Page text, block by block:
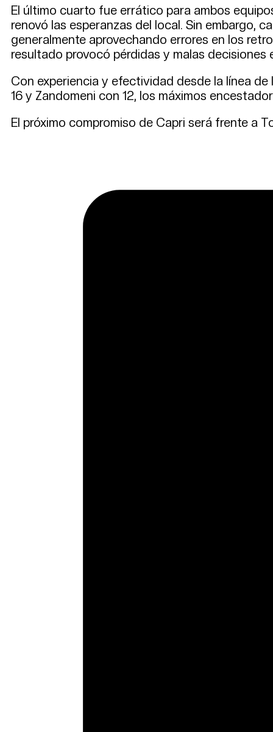
El último cuarto fue errático para ambos
renovó las esperanzas del local. Sin embargo,
generalmente aprovechando errores en los
resultado provocó pérdidas y malas decisiones
Con experiencia y efectividad desde la línea
16 y Zandomeni con 12, los máximos
El próximo compromiso de Capri será frente a